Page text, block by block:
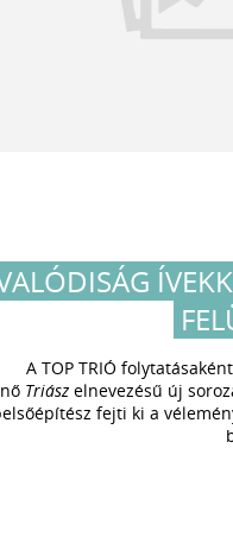
A TOP TRIÓ
Triász elnevezésű új
fejti ki a